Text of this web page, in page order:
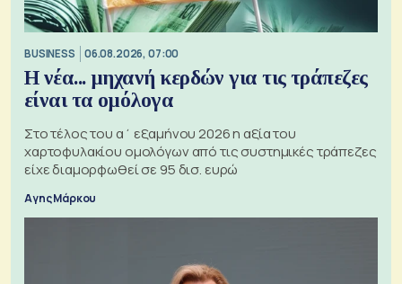
BUSINESS 06.08.2026, 07:00
Η νέα... μηχανή κερδών για τις τράπεζες
είναι τα ομόλογα
Στο τέλος του α΄ εξαμήνου 2026 η αξία του
χαρτοφυλακίου ομολόγων από τις συστημικές τράπεζες
είχε διαμορφωθεί σε 95 δισ. ευρώ
Αγης Μάρκου